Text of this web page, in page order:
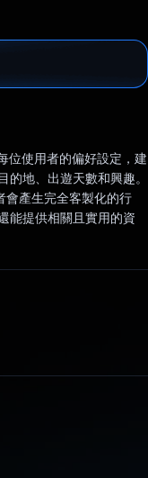
位使用者的偏好設定，建
地、出遊天數和興趣。
會產生完全客製化的行
能提供相關且實用的資